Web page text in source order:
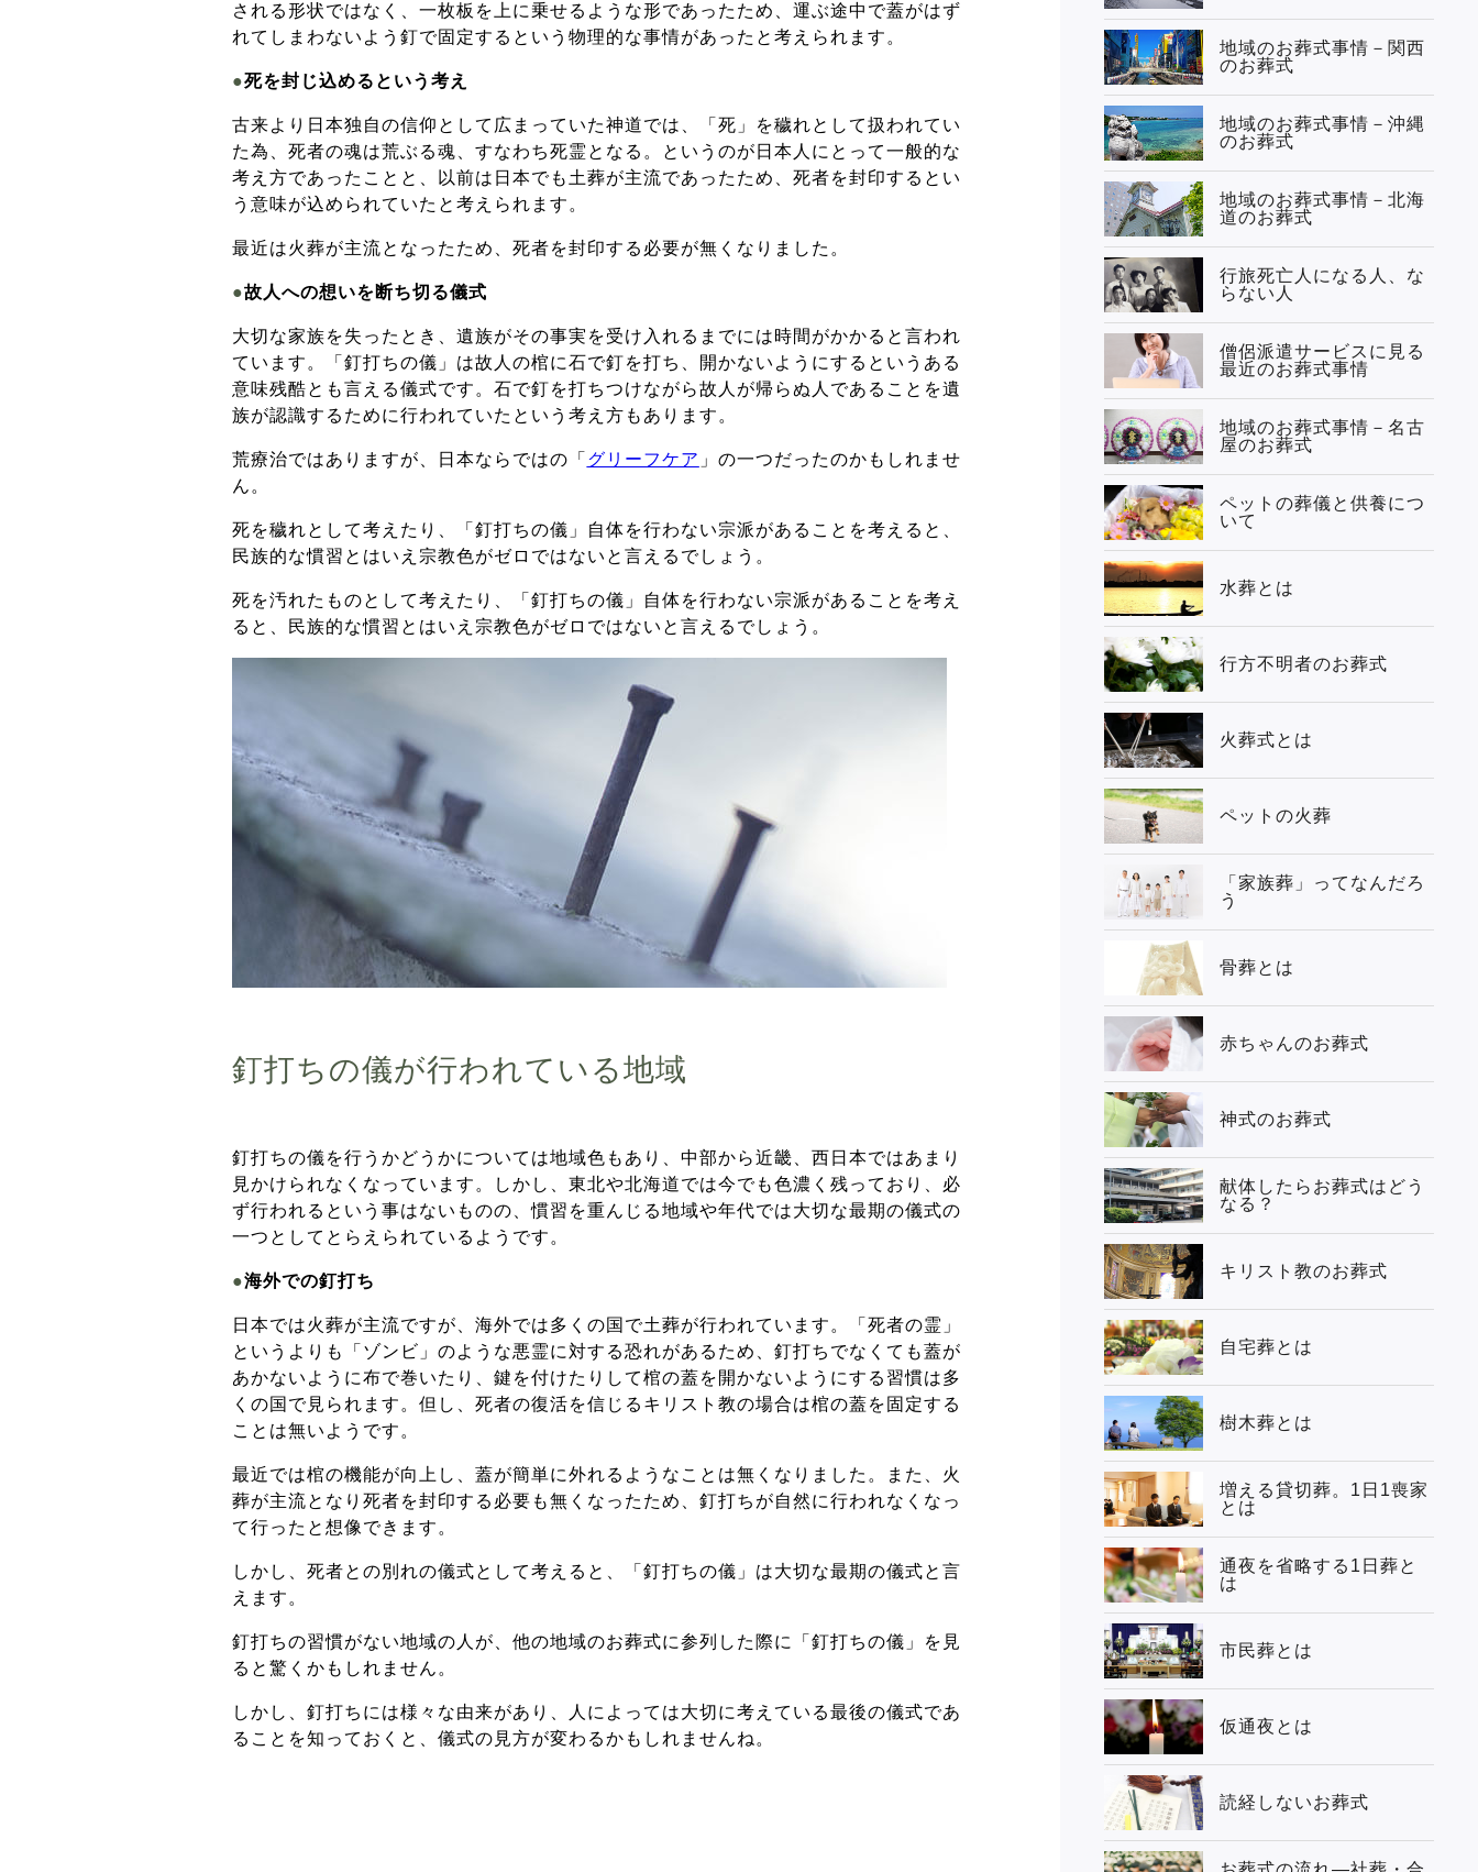
される形状ではなく、一枚板を上に乗せるような形であったため、運ぶ途中で蓋がはず
れてしまわないよう釘で固定するという物理的な事情があったと考えられます。
●死を封じ込めるという考え
古来より日本独自の信仰として広まっていた神道では、「死」を穢れとして扱われてい
た為、死者の魂は荒ぶる魂、すなわち死霊となる。というのが日本人にとって一般的な
考え方であったことと、以前は日本でも土葬が主流であったため、死者を封印するとい
う意味が込められていたと考えられます。
最近は火葬が主流となったため、死者を封印する必要が無くなりました。
●故人への想いを断ち切る儀式
大切な家族を失ったとき、遺族がその事実を受け入れるまでには時間がかかると言われ
ています。「釘打ちの儀」は故人の棺に石で釘を打ち、開かないようにするというある
意味残酷とも言える儀式です。石で釘を打ちつけながら故人が帰らぬ人であることを遺
族が認識するために行われていたという考え方もあります。
荒療治ではありますが、日本ならではの「 グリーフケア 」の一つだったのかもしれませ
ん。
死を穢れとして考えたり、「釘打ちの儀」自体を行わない宗派があることを考えると、
民族的な慣習とはいえ宗教色がゼロではないと言えるでしょう。
死を汚れたものとして考えたり、「釘打ちの儀」自体を行わない宗派があることを考え
ると、民族的な慣習とはいえ宗教色がゼロではないと言えるでしょう。
釘打ちの儀が行われている地域
釘打ちの儀を行うかどうかについては地域色もあり、中部から近畿、西日本ではあまり
見かけられなくなっています。しかし、東北や北海道では今でも色濃く残っており、必
ず行われるという事はないものの、慣習を重んじる地域や年代では大切な最期の儀式の
一つとしてとらえられているようです。
●海外での釘打ち
日本では火葬が主流ですが、海外では多くの国で土葬が行われています。「死者の霊」
というよりも「ゾンビ」のような悪霊に対する恐れがあるため、釘打ちでなくても蓋が
あかないように布で巻いたり、鍵を付けたりして棺の蓋を開かないようにする習慣は多
くの国で見られます。但し、死者の復活を信じるキリスト教の場合は棺の蓋を固定する
ことは無いようです。
最近では棺の機能が向上し、蓋が簡単に外れるようなことは無くなりました。また、火
葬が主流となり死者を封印する必要も無くなったため、釘打ちが自然に行われなくなっ
て行ったと想像できます。
しかし、死者との別れの儀式として考えると、「釘打ちの儀」は大切な最期の儀式と言
えます。
釘打ちの習慣がない地域の人が、他の地域のお葬式に参列した際に「釘打ちの儀」を見
ると驚くかもしれません。
しかし、釘打ちには様々な由来があり、人によっては大切に考えている最後の儀式であ
ることを知っておくと、儀式の見方が変わるかもしれませんね。
地域のお葬式事情－関西
のお葬式
地域のお葬式事情－沖縄
のお葬式
地域のお葬式事情－北海
道のお葬式
行旅死亡人になる人、な
らない人
僧侶派遣サービスに見る
最近のお葬式事情
地域のお葬式事情－名古
屋のお葬式
ペットの葬儀と供養につ
いて
水葬とは
行方不明者のお葬式
火葬式とは
ペットの火葬
「家族葬」ってなんだろ
う
骨葬とは
赤ちゃんのお葬式
神式のお葬式
献体したらお葬式はどう
なる？
キリスト教のお葬式
自宅葬とは
樹木葬とは
増える貸切葬。1日1喪家
とは
通夜を省略する1日葬と
は
市民葬とは
仮通夜とは
読経しないお葬式